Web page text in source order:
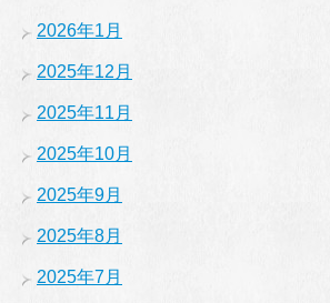
2026年1月
2025年12月
2025年11月
2025年10月
2025年9月
2025年8月
2025年7月